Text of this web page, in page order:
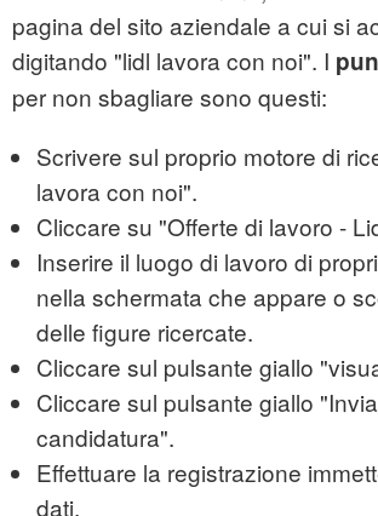
pagina del sito aziendale a cui si
digitando "lidl lavora con noi". I
per non sbagliare sono questi:
Scrivere sul proprio motore di
lavora con noi".
Cliccare su "Offerte di lavoro -
Inserire il luogo di lavoro di
nella schermata che appare o
delle figure ricercate.
Cliccare sul pulsante giallo
Cliccare sul pulsante giallo
candidatura".
Effettuare la registrazione
dati.